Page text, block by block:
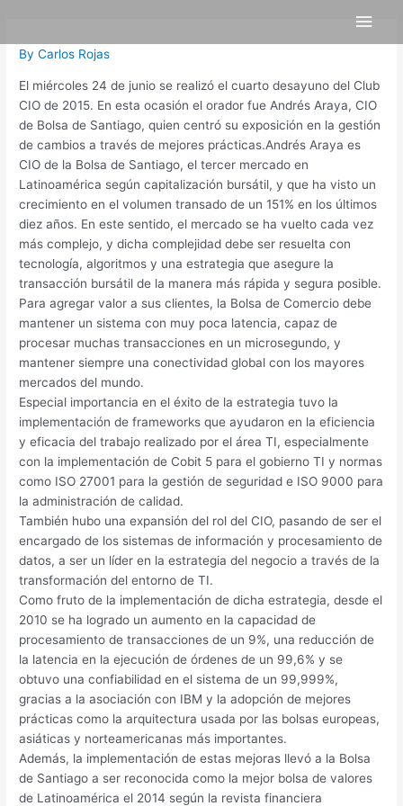
content
Main
ByCarlos Rojas
El miércoles 24 de junio se realizó el cuarto desayuno del Club
CIO de 2015. En esta ocasión el orador fue Andrés Araya, CIO
de Bolsa de Santiago, quien centró su exposición en la gestión
de cambios a través de mejores prácticas.Andrés Araya es
CIO de la Bolsa de Santiago, el tercer mercado en
Latinoamérica según capitalización bursátil, y que ha visto un
crecimiento en el volumen transado de un 151% en los últimos
diez años. En este sentido, el mercado se ha vuelto cada vez
más complejo, y dicha complejidad debe ser resuelta con
tecnología, algoritmos y una estrategia que asegure la
transacción bursátil de la manera más rápida y segura posible.
Para agregar valor a sus clientes, la Bolsa de Comercio debe
mantener un sistema con muy poca latencia, capaz de
procesar muchas transacciones en un microsegundo, y
mantener siempre una conectividad global con los mayores
mercados del mundo.
Especial importancia en el éxito de la estrategia tuvo la
implementación de frameworks que ayudaron en la eficiencia
y eficacia del trabajo realizado por el área TI, especialmente
con la implementación de Cobit 5 para el gobierno TI y normas
como ISO 27001 para la gestión de seguridad e ISO 9000 para
la administración de calidad.
También hubo una expansión del rol del CIO, pasando de ser el
encargado de los sistemas de información y procesamiento de
datos, a ser un líder en la estrategia del negocio a través de la
transformación del entorno de TI.
Como fruto de la implementación de dicha estrategia, desde el
2010 se ha logrado un aumento en la capacidad de
procesamiento de transacciones de un 9%, una reducción de
la latencia en la ejecución de órdenes de un 99,6% y se
obtuvo una confiabilidad en el sistema de un 99,999%,
gracias a la asociación con IBM y la adopción de mejores
prácticas como la arquitectura usada por las bolsas europeas,
asiáticas y norteamericanas más importantes.
Además, la implementación de estas mejoras llevó a la Bolsa
de Santiago a ser reconocida como la mejor bolsa de valores
de Latinoamérica el 2014 según la revista financiera